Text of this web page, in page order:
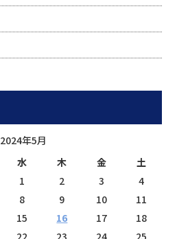
2024年5月
水 木 金
土
1
2 3
4
8 9 10
11
15 16 17
18
22 23 24 25